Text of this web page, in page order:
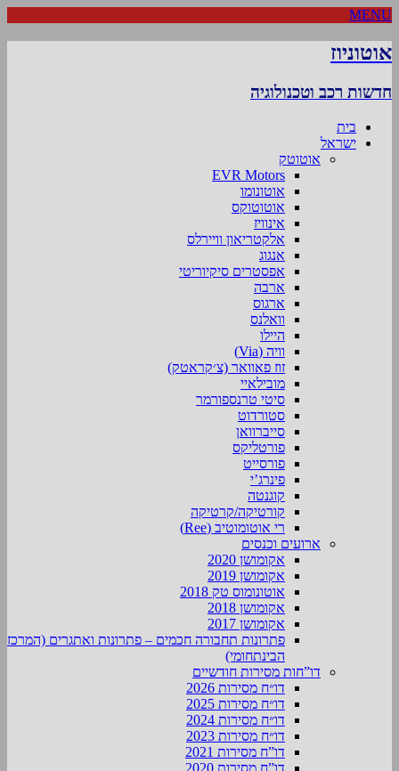
MENU
אוטוניוז
חדשות רכב וטכנולוגיה
בית
ישראל
אוטוטק
EVR Motors
אוטונומו
אוטוטוקס
אינוויז
אלקטריאון וויירלס
אנגוג
אפסטרים סיקיוריטי
ארבה
ארגוס
וואלנס
היילו
וויה (Via)
זוז פאוואר (צ׳קראטק)
מובילאיי
סיטי טרנספורמר
סטורדוט
סייברוואן
פורטליקס
פורסייט
פינרג’י
קוגנטה
קורטיקה/קרטיקה
רי אוטומוטיב (Ree)
ארועים וכנסים
אקומושן 2020
אקומושן 2019
אוטונומוס טק 2018
אקומושן 2018
אקומושן 2017
פתרונות תחבורה חכמים – פתרונות ואתגרים (המרכז
הבינתחומי)
דו”חות מסירות חודשיים
דו״ח מסירות 2026
דו״ח מסירות 2025
דו״ח מסירות 2024
דו״ח מסירות 2023
דו”ח מסירות 2021
דו”ח מסירות 2020